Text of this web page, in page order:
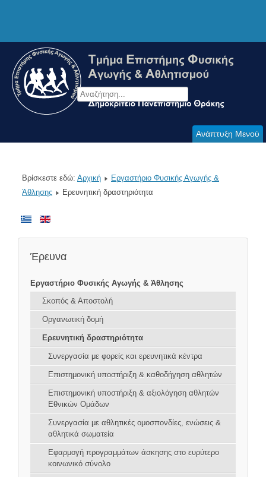
Ανάπτυξη Μενού
Βρίσκεστε εδώ: Αρχική
Εργαστήριο Φυσικής Αγωγής &
Άθλησης
Ερευνητική δραστηριότητα
Έρευνα
Εργαστήριο Φυσικής Αγωγής & Άθλησης
Σκοπός & Αποστολή
Οργανωτική δομή
Ερευνητική δραστηριότητα
Συνεργασία με φορείς και ερευνητικά κέντρα
Επιστημονική υποστήριξη & καθοδήγηση αθλητών
Επιστημονική υποστήριξη & αξιολόγηση αθλητών
Εθνικών Ομάδων
Συνεργασία με αθλητικές ομοσπονδίες, ενώσεις &
αθλητικά σωματεία
Εφαρμογή προγραμμάτων άσκησης στο ευρύτερο
κοινωνικό σύνολο